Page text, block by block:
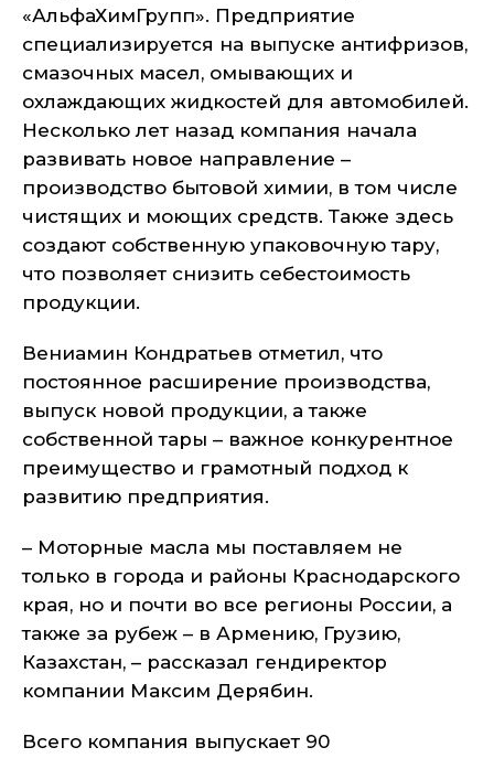
«АльфаХимГрупп». Предприятие
специализируется на выпуске антифризов,
смазочных масел, омывающих и
охлаждающих жидкостей для автомобилей.
Несколько лет назад компания начала
развивать новое направление –
производство бытовой химии, в том числе
чистящих и моющих средств. Также здесь
создают собственную упаковочную тару,
что позволяет снизить себестоимость
продукции.
Вениамин Кондратьев отметил, что
постоянное расширение производства,
выпуск новой продукции, а также
собственной тары – важное конкурентное
преимущество и грамотный подход к
развитию предприятия.
– Моторные масла мы поставляем не
только в города и районы Краснодарского
края, но и почти во все регионы России, а
также за рубеж – в Армению, Грузию,
Казахстан, – рассказал гендиректор
компании Максим Дерябин.
Всего компания выпускает 90